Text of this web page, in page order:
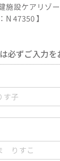
施設ケアリゾ
N 47350 】
必ずご入力を